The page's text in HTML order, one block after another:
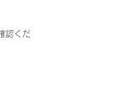
認くだ